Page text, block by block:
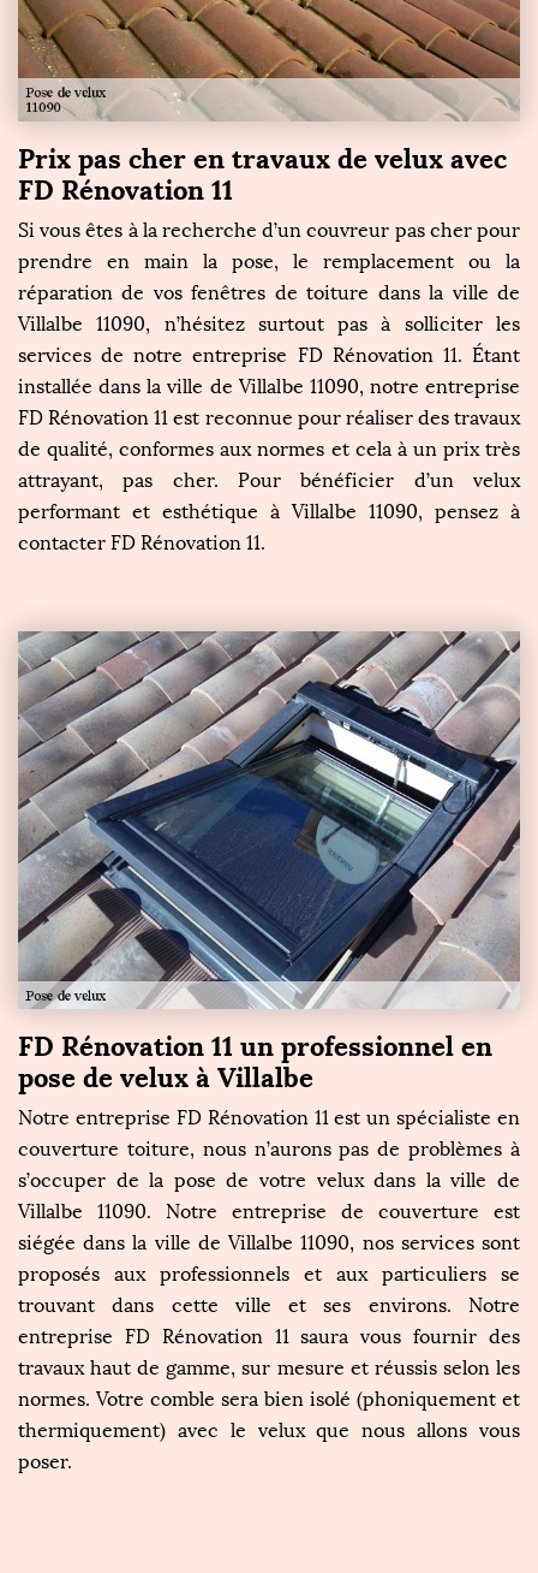
Prix pas cher en travaux de velux avec
FD Rénovation 11
Si vous êtes à la recherche d’un couvreur pas cher pour
prendre en main la pose, le remplacement ou la
réparation de vos fenêtres de toiture dans la ville de
Villalbe 11090, n’hésitez surtout pas à solliciter les
services de notre entreprise FD Rénovation 11. Étant
installée dans la ville de Villalbe 11090, notre entreprise
FD Rénovation 11 est reconnue pour réaliser des travaux
de qualité, conformes aux normes et cela à un prix très
attrayant, pas cher. Pour bénéficier d’un velux
performant et esthétique à Villalbe 11090, pensez à
contacter FD Rénovation 11.
FD Rénovation 11 un professionnel en
pose de velux à Villalbe
Notre entreprise FD Rénovation 11 est un spécialiste en
couverture toiture, nous n’aurons pas de problèmes à
s’occuper de la pose de votre velux dans la ville de
Villalbe 11090. Notre entreprise de couverture est
siégée dans la ville de Villalbe 11090, nos services sont
proposés aux professionnels et aux particuliers se
trouvant dans cette ville et ses environs. Notre
entreprise FD Rénovation 11 saura vous fournir des
travaux haut de gamme, sur mesure et réussis selon les
normes. Votre comble sera bien isolé (phoniquement et
thermiquement) avec le velux que nous allons vous
poser.